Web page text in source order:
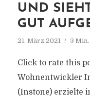
UND
GUT
21. März 2021 3
Click to rate this
Wohnentwickler
(Instone) erzielte